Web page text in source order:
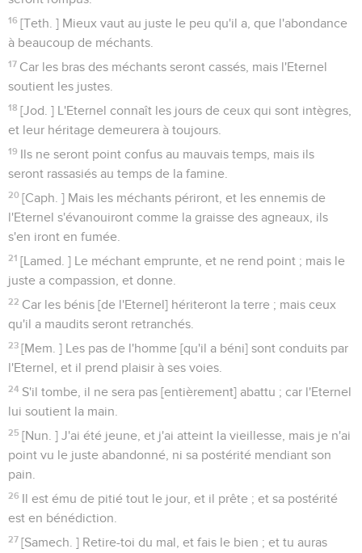
16 [Teth. ] Mieux vaut au juste le peu qu'il a, que l'abondance
à beaucoup de méchants.
17 Car les bras des méchants seront cassés, mais l'Eternel
soutient les justes.
18 [Jod. ] L'Eternel connaît les jours de ceux qui sont intègres,
et leur héritage demeurera à toujours.
19 Ils ne seront point confus au mauvais temps, mais ils
seront rassasiés au temps de la famine.
20 [Caph. ] Mais les méchants périront, et les ennemis de
l'Eternel s'évanouiront comme la graisse des agneaux, ils
s'en iront en fumée.
21 [Lamed. ] Le méchant emprunte, et ne rend point ; mais le
juste a compassion, et donne.
22 Car les bénis [de l'Eternel] hériteront la terre ; mais ceux
qu'il a maudits seront retranchés.
23 [Mem. ] Les pas de l'homme [qu'il a béni] sont conduits par
l'Eternel, et il prend plaisir à ses voies.
24 S'il tombe, il ne sera pas [entièrement] abattu ; car l'Eternel
lui soutient la main.
25 [Nun. ] J'ai été jeune, et j'ai atteint la vieillesse, mais je n'ai
point vu le juste abandonné, ni sa postérité mendiant son
pain.
26 Il est ému de pitié tout le jour, et il prête ; et sa postérité
est en bénédiction.
27 [Samech. ] Retire-toi du mal, et fais le bien ; et tu auras